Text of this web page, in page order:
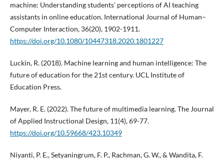
machine: Understanding students’ perceptions of AI teaching
assistants in online education. International Journal of Human–
Computer Interaction, 36(20), 1902-1911.
https://doi.org/10.1080/10447318.2020.1801227
Luckin, R. (2018). Machine learning and human intelligence: The
future of education for the 21st century. UCL Institute of
Education Press.
Mayer, R. E. (2022). The future of multimedia learning. The Journal
of Applied Instructional Design, 11(4), 69-77.
https://doi.org/10.59668/423.10349
Niyanti, P. E., Setyaningrum, F. P., Rachman, G. W., & Wandita, F.